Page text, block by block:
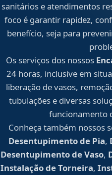
sanitários e atendimentos
foco é garantir rapidez,
benefício, seja para
Os serviços dos nossos
24 horas, inclusive em
liberação de vasos,
tubulações e diversas
funcionamento
Conheça também nossos
Desentupimento de Pia,
Desentupimento de Vaso,
Instalação de Torneira,